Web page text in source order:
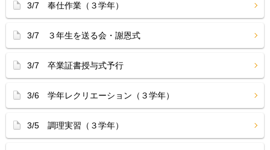
3/7 奉仕作業（３学年）
3/7 ３年生を送る会・謝恩式
3/7 卒業証書授与式予行
3/6 学年レクリエーション（３学年）
3/5 調理実習（３学年）